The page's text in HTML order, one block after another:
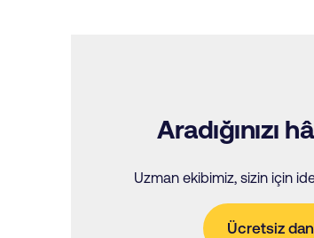
Aradığınızı
Uzman ekibimiz, sizin için
Ücretsiz